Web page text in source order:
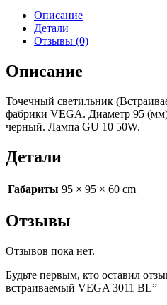
Описание
Детали
Отзывы (0)
Описание
Точечный светильник
фабрики VEGA. Диаметр 95
черный. Лампа GU 10 50W.
Детали
Габариты 95 × 95 × 60 cm
Отзывы
Отзывов пока нет.
Будьте первым, кто оставил
встраиваемый VEGA 3011 BL”